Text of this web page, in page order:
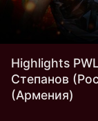
Highlights
Степанов
(Армения)